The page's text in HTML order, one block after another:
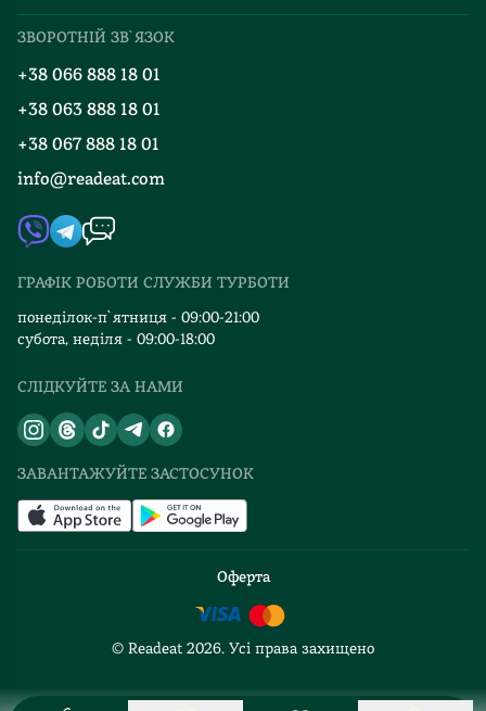
Про нас
Добірки
Блог
Події
Книгарні
Контакти
Автори
Видавництва
Відгуки та оцінка RDT
ЗВОРОТНІЙ ЗВ`ЯЗОК
+38 066 888 18 01
+38 063 888 18 01
+38 067 888 18 01
info@readeat.com
ГРАФІК РОБОТИ СЛУЖБИ ТУРБОТИ
понеділок-п`ятниця - 09:00-21:00
субота, неділя - 09:00-18:00
СЛІДКУЙТЕ ЗА НАМИ
ЗАВАНТАЖУЙТЕ ЗАСТОСУНОК
Оферта
© Readeat 2026. Усі права захищено